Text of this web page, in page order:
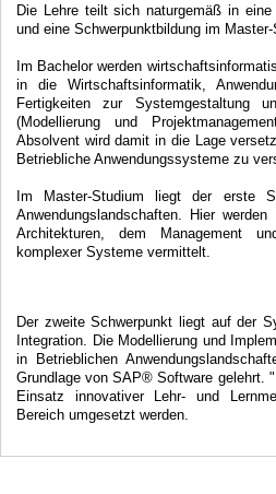
Die Lehre teilt sich naturgemäß in
und eine Schwerpunktbildung im Master-
Im Bachelor werden
in die Wirtschaftsinformatik,
Fertigkeiten zur Systemgestaltung
(Modellierung und
Absolvent wird damit in die Lage
Betriebliche Anwendungssysteme zu
Im Master-Studium liegt der erste
Anwendungslandschaften. Hier
Architekturen, dem Management
komplexer Systeme vermittelt.
Der zweite Schwerpunkt liegt auf der
Integration. Die Modellierung und
in Betrieblichen
Grundlage von SAP® Software gelehrt.
Einsatz innovativer Lehr- und
Bereich umgesetzt werden.